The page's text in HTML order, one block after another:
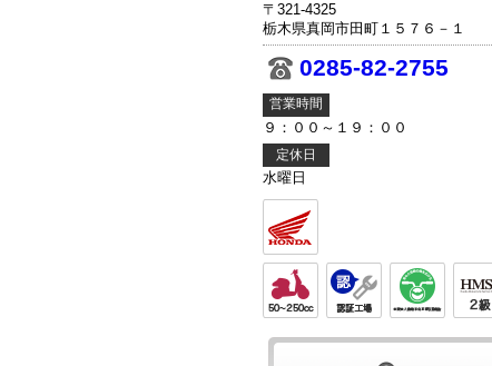
〒321-4325
栃木県真岡市田町１５７６－１
0285-82-2755
営業時間
９：００～１９：００
定休日
水曜日